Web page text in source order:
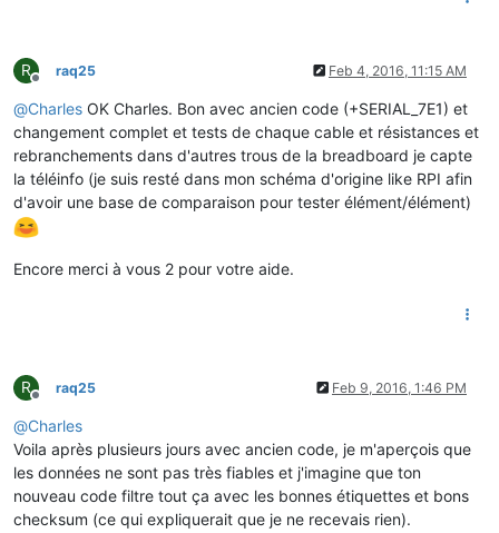
R
Offline
raq25 Feb 4, 2016, 11:15 AM
@Charles OK Charles. Bon avec ancien code (+SERIAL_7E1) et
changement complet et tests de chaque cable et résistances et
rebranchements dans d'autres trous de la breadboard je capte
la téléinfo (je suis resté dans mon schéma d'origine like RPI afin
d'avoir une base de comparaison pour tester élément/élément)
Encore merci à vous 2 pour votre aide.
R
Offline
raq25 Feb 9, 2016, 1:46 PM
@Charles
Voila après plusieurs jours avec ancien code, je m'aperçois que
les données ne sont pas très fiables et j'imagine que ton
nouveau code filtre tout ça avec les bonnes étiquettes et bons
checksum (ce qui expliquerait que je ne recevais rien).